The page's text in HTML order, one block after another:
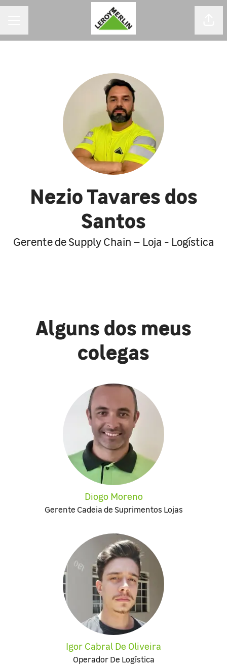
Nezio Tavares dos
Santos
Gerente de Supply Chain – Loja - Logística
Alguns dos meus
colegas
Diogo Moreno
Gerente Cadeia de Suprimentos Lojas
Igor Cabral De Oliveira
Operador De Logística